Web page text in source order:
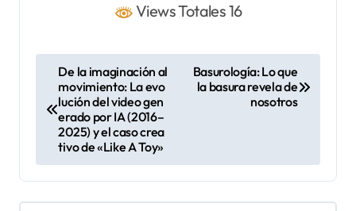
Views Totales 16
g
a
De la imaginación al
movimiento: La evo
lución del video gen
erado por IA (2016–
2025) y el caso crea
tivo de «Like A Toy»
Basurología: Lo que
la basura revela de
nosotros